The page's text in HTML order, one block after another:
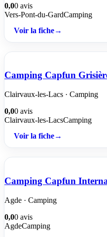
0,00 avis
Vers-Pont-du-GardCamping
Voir la fiche→
Camping Capfun
Clairvaux-les-Lacs · Camping
0,00 avis
Clairvaux-les-LacsCamping
Voir la fiche→
Camping Capfun
Agde · Camping
0,00 avis
AgdeCamping